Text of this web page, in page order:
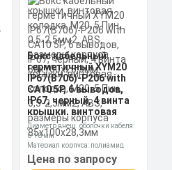
Бокс кабельный
герметичный XYM20
IP67(B706)-P206 with
CA10 5P, 6 выводов,
IP67, черный, 4 винта
крышки, винтовая
колодка, M20, 5 Пин,
0,5-2,5мм2, ABS,
размеры корпуса
85х100х28,3мм
Диаметр внеш. оболочки кабеля:
6-10 мм
Материал корпуса: полиамид
Размеры без упаковки: 63x65x29
мм
Цена по запросу